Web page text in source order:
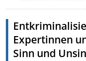
Expertinnen
Sinn und